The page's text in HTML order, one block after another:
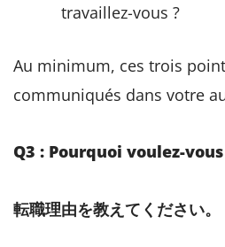
travaillez-vous ?
Au minimum, ces trois
communiqués dans votre
Q3 : Pourquoi voulez-
転職理由を教えてください。